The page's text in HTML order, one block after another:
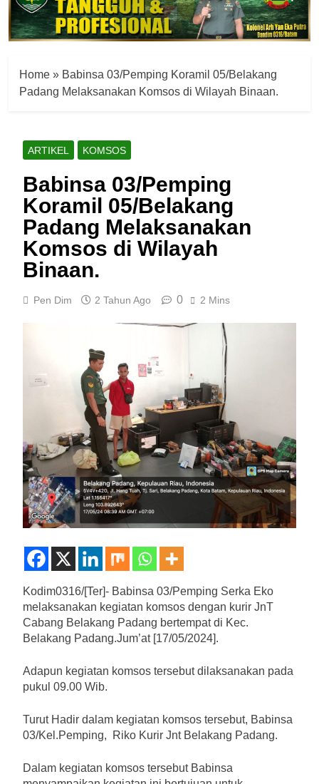
Home » Babinsa 03/Pemping Koramil 05/Belakang
Padang Melaksanakan Komsos di Wilayah Binaan.
ARTIKEL KOMSOS
Babinsa 03/Pemping
Koramil 05/Belakang
Padang Melaksanakan
Komsos di Wilayah
Binaan.
Pen Dim 2 Tahun Ago 0 2 Mins
Kodim0316/[Ter]- Babinsa 03/Pemping Serka Eko
melaksanakan kegiatan komsos dengan kurir JnT
Cabang Belakang Padang bertempat di Kec.
Belakang Padang.Jum’at [17/05/2024].
Adapun kegiatan komsos tersebut dilaksanakan pada
pukul 09.00 Wib.
Turut Hadir dalam kegiatan komsos tersebut, Babinsa
03/Kel.Pemping, Riko Kurir Jnt Belakang Padang.
Dalam kegiatan komsos tersebut Babinsa